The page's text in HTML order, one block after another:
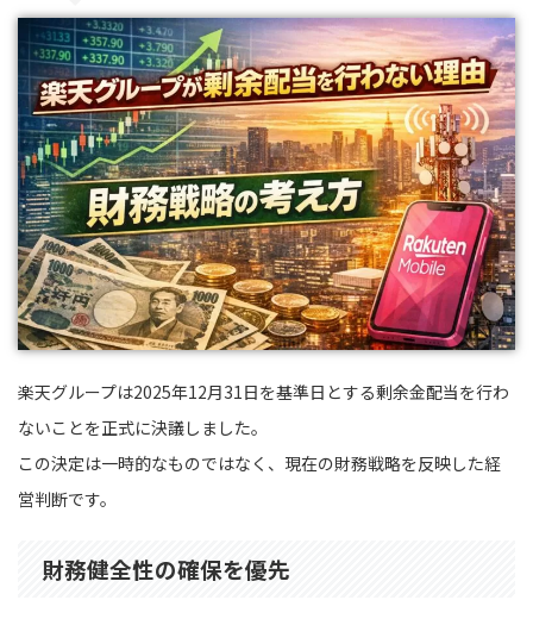
楽天グループは2025年12月31日を基準日とする剰余金配当を行わ
ないことを正式に決議しました。
この決定は一時的なものではなく、現在の財務戦略を反映した経
営判断です。
財務健全性の確保を優先